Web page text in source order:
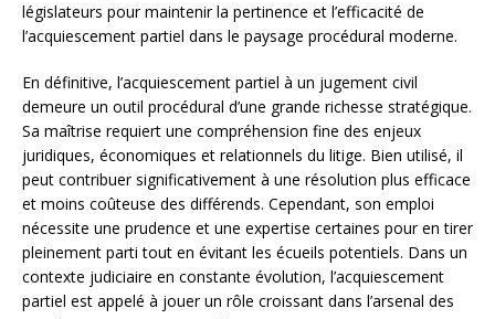
législateurs pour maintenir la pertinence et l’efficacité de
l’acquiescement partiel dans le paysage procédural moderne.
En définitive, l’acquiescement partiel à un jugement civil
demeure un outil procédural d’une grande richesse stratégique.
Sa maîtrise requiert une compréhension fine des enjeux
juridiques, économiques et relationnels du litige. Bien utilisé, il
peut contribuer significativement à une résolution plus efficace
et moins coûteuse des différends. Cependant, son emploi
nécessite une prudence et une expertise certaines pour en tirer
pleinement parti tout en évitant les écueils potentiels. Dans un
contexte judiciaire en constante évolution, l’acquiescement
partiel est appelé à jouer un rôle croissant dans l’arsenal des